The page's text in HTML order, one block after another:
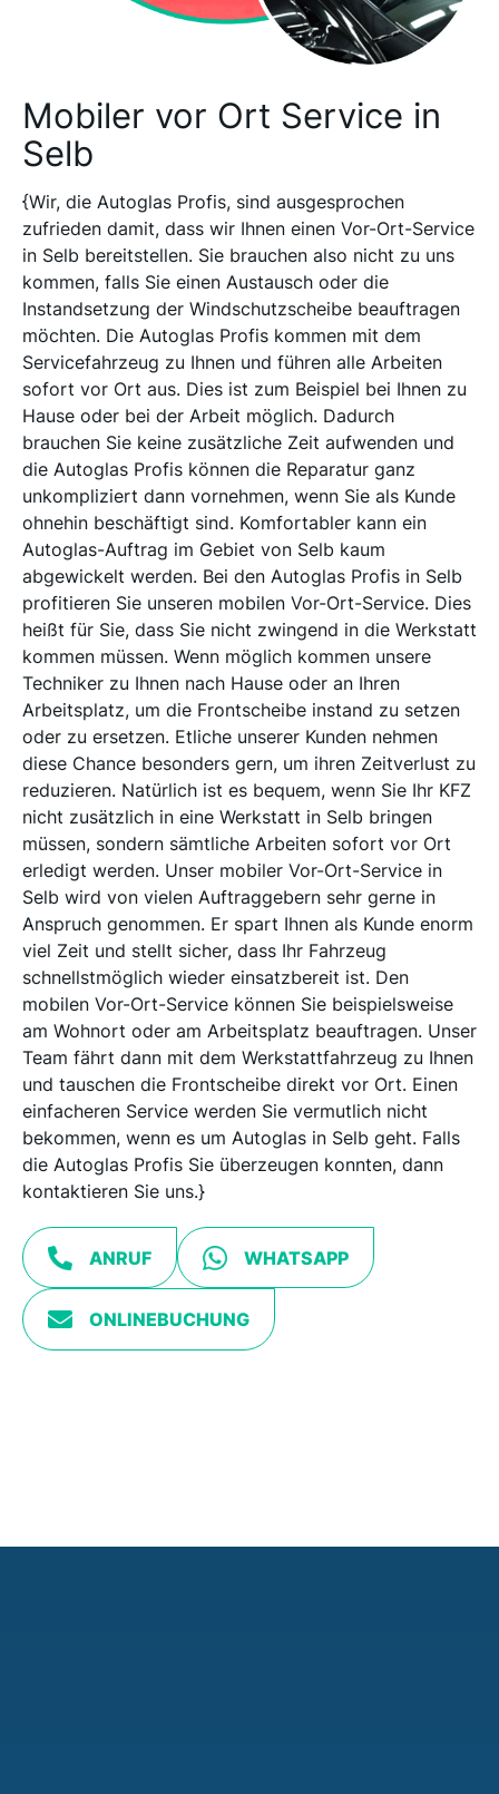
Mobiler vor Ort Service in
Selb
{Wir, die Autoglas Profis, sind ausgesprochen
zufrieden damit, dass wir Ihnen einen Vor-Ort-Service
in Selb bereitstellen. Sie brauchen also nicht zu uns
kommen, falls Sie einen Austausch oder die
Instandsetzung der Windschutzscheibe beauftragen
möchten. Die Autoglas Profis kommen mit dem
Servicefahrzeug zu Ihnen und führen alle Arbeiten
sofort vor Ort aus. Dies ist zum Beispiel bei Ihnen zu
Hause oder bei der Arbeit möglich. Dadurch
brauchen Sie keine zusätzliche Zeit aufwenden und
die Autoglas Profis können die Reparatur ganz
unkompliziert dann vornehmen, wenn Sie als Kunde
ohnehin beschäftigt sind. Komfortabler kann ein
Autoglas-Auftrag im Gebiet von Selb kaum
abgewickelt werden. Bei den Autoglas Profis in Selb
profitieren Sie unseren mobilen Vor-Ort-Service. Dies
heißt für Sie, dass Sie nicht zwingend in die Werkstatt
kommen müssen. Wenn möglich kommen unsere
Techniker zu Ihnen nach Hause oder an Ihren
Arbeitsplatz, um die Frontscheibe instand zu setzen
oder zu ersetzen. Etliche unserer Kunden nehmen
diese Chance besonders gern, um ihren Zeitverlust zu
reduzieren. Natürlich ist es bequem, wenn Sie Ihr KFZ
nicht zusätzlich in eine Werkstatt in Selb bringen
müssen, sondern sämtliche Arbeiten sofort vor Ort
erledigt werden. Unser mobiler Vor-Ort-Service in
Selb wird von vielen Auftraggebern sehr gerne in
Anspruch genommen. Er spart Ihnen als Kunde enorm
viel Zeit und stellt sicher, dass Ihr Fahrzeug
schnellstmöglich wieder einsatzbereit ist. Den
mobilen Vor-Ort-Service können Sie beispielsweise
am Wohnort oder am Arbeitsplatz beauftragen. Unser
Team fährt dann mit dem Werkstattfahrzeug zu Ihnen
und tauschen die Frontscheibe direkt vor Ort. Einen
einfacheren Service werden Sie vermutlich nicht
bekommen, wenn es um Autoglas in Selb geht. Falls
die Autoglas Profis Sie überzeugen konnten, dann
kontaktieren Sie uns.}
ANRUF WHATSAPP
ONLINEBUCHUNG